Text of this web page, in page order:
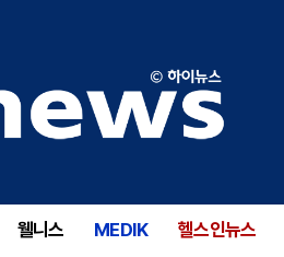
웰니스 MEDIK 헬스인뉴스